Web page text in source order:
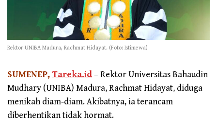
Rektor UNIBA Madura, Rachmat Hidayat. (Foto: Istimewa)
SUMENEP, Tareka.id– Rektor Universitas Bahaudin
Mudhary (UNIBA) Madura, Rachmat Hidayat, diduga
menikah diam-diam. Akibatnya, ia terancam
diberhentikan tidak hormat.